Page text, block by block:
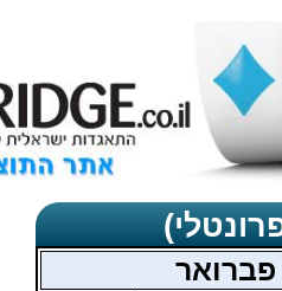
פברואר